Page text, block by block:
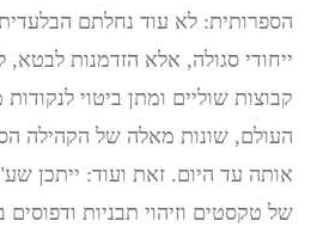
הספרותית: לא עוד נחלתם
ייחודי סגולה, אלא הזדמנות
קבוצות שוליים ומתן ביטוי
העולם, שונות מאלה של הקהילה
אותה עד היום. זאת ועוד: ייתכן
של טקסטים וזיהוי תבניות